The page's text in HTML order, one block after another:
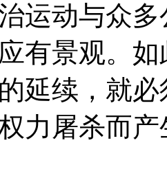
运动与众
有景观。
延续，就
力屠杀而